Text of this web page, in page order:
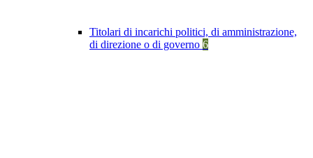
Titolari di incarichi politici, di amministrazione,
di direzione o di governo 6